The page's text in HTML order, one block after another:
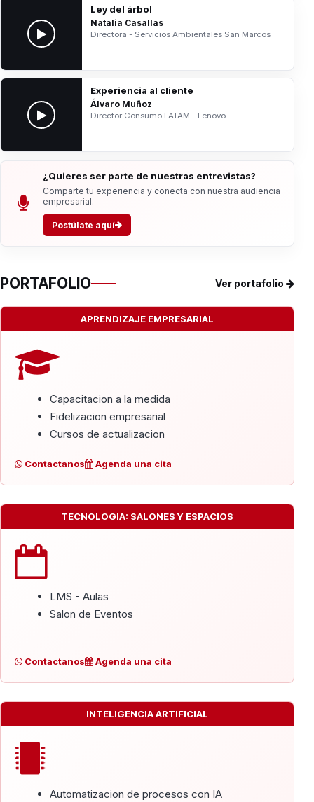
Ley del árbol
Natalia Casallas
Directora - Servicios Ambientales San Marcos
Experiencia al cliente
Álvaro Muñoz
Director Consumo LATAM - Lenovo
¿Quieres ser parte de nuestras entrevistas?
Comparte tu experiencia y conecta con nuestra audiencia
empresarial.
Postúlate aquí
PORTAFOLIO Ver portafolio
APRENDIZAJE EMPRESARIAL
Capacitacion a la medida
Fidelizacion empresarial
Cursos de actualizacion
Contactanos Agenda una cita
TECNOLOGIA: SALONES Y ESPACIOS
LMS - Aulas
Salon de Eventos
Contactanos Agenda una cita
INTELIGENCIA ARTIFICIAL
Automatizacion de procesos con IA